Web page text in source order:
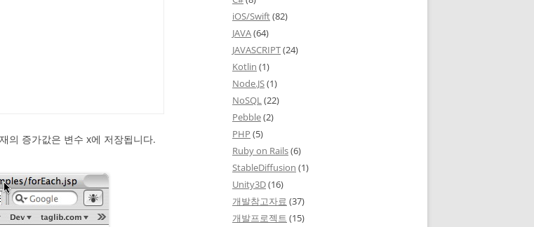
의 증가값은 변수 x에 저장됩니다.
iOS/Swift(82)
JAVA(64)
JAVASCRIPT(24)
Kotlin (1)
Node.JS(1)
NoSQL(22)
Pebble(2)
PHP (5)
Ruby on Rails(6)
StableDiffusion (1)
Unity3D(16)
개발참고자료 (37)
개발프로젝트 (15)